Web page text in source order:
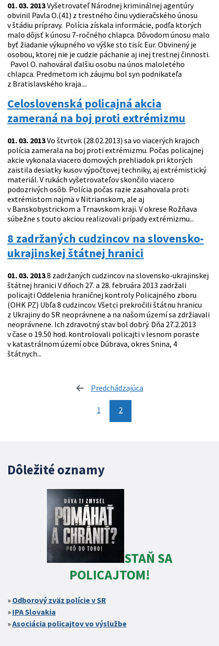
01. 03. 2013Vyšetrovateľ Národnej kriminálnej agentúry
obvinil Pavla O.(41) z trestného činu vydieračského únosu
v štádiu prípravy. Polícia získala informácie, podľa ktorých
malo dôjsť k únosu 7-ročného chlapca. Dôvodom únosu malo
byť žiadanie výkupného vo výške sto tisíc Eur. Obvinený je
osobou, ktorej nie je cudzie páchanie aj inej trestnej činnosti.
Pavol O. nahováral ďalšiu osobu na únos maloletého
chlapca. Predmetom ich záujmu bol syn podnikateľa
z Bratislavského kraja....
Celoslovenská policajná akcia
zameraná na boj proti extrémizmu
01. 03. 2013Vo štvrtok (28.02.2013) sa vo viacerých krajoch
polícia zamerala na boj proti extrémizmu. Počas policajnej
akcie vykonala viacero domových prehliadok pri ktorých
zaistila desiatky kusov výpočtovej techniky, aj extrémistický
materiál. V rukách vyšetrovateľov skončilo viacero
podozrivých osôb. Polícia počas razie zasahovala proti
extrémistom najmä v Nitrianskom, ale aj
v Banskobystrickom a Trnavskom kraji. V okrese Rožňava
súbežne s touto akciou realizovali prípady extrémizmu...
8 zadržaných cudzincov na slovensko-
ukrajinskej štátnej hranici
01. 03. 20138 zadržaných cudzincov na slovensko-ukrajinskej
štátnej hranici V dňoch 27. a 28. februára 2013 zadržali
policajti Oddelenia hraničnej kontroly Policajného zboru
(OHK PZ) Ubľa 8 cudzincov. Všetci prekročili štátnu hranicu
z Ukrajiny do SR neoprávnene a na našom území sa zdržiavali
neoprávnene. Ich zdravotný stav bol dobrý. Dňa 27.2.2013
v čase o 19.50 hod. kontrolovali policajti v lesnom poraste
v katastrálnom území obce Dúbrava, okres Snina, 4
štátnych...
Predchádzajúca
1 2
Dôležité oznamy
STAŇ SA
POLICAJTOM!
Odborový zväz polície v SR
IPA Slovakia
Asociácia policajtov vo výslužbe